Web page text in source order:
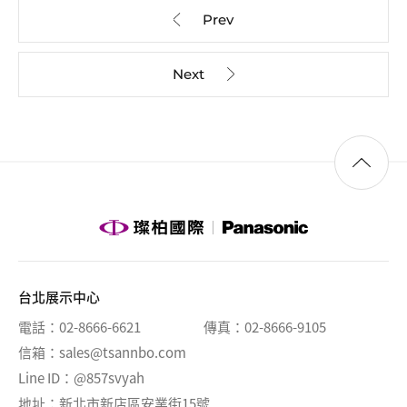
台北展示中心
電話
02-8666-6621 傳真
02-8666-9105
信箱
sales@tsannbo.com
Line ID
@857svyah